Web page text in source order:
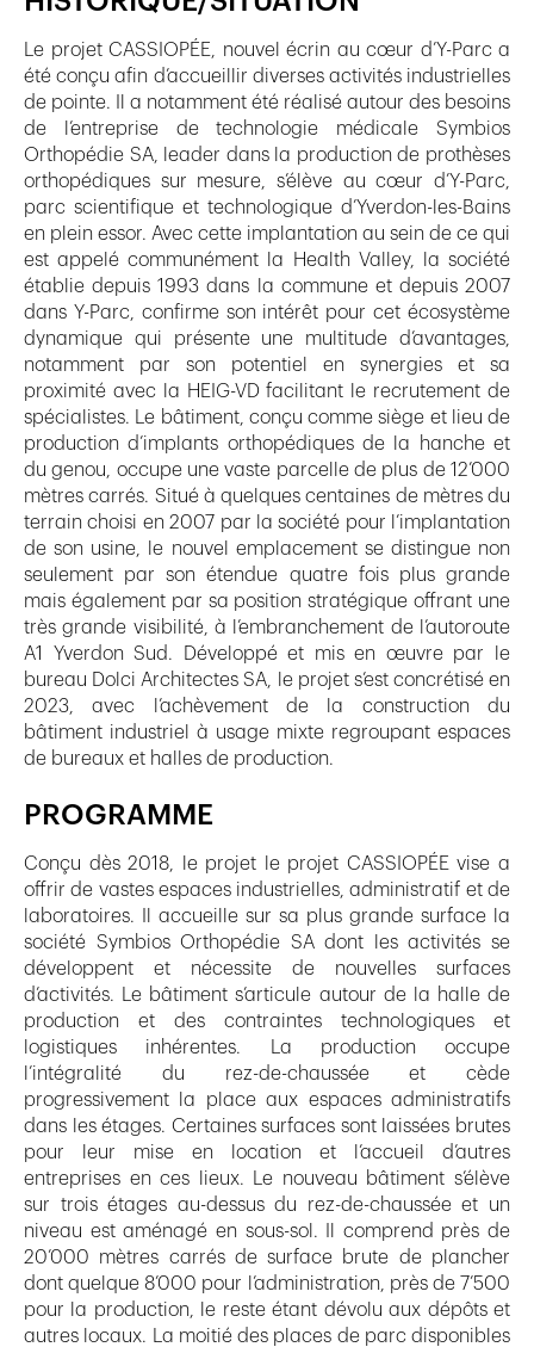
Le projet CASSIOPÉE, nouvel écrin au cœur d’Y-Parc a
été conçu afin d’accueillir diverses activités industrielles
de pointe. Il a notamment été réalisé autour des besoins
de l’entreprise de technologie médicale Symbios
Orthopédie SA, leader dans la production de prothèses
orthopédiques sur mesure, s’élève au cœur d’Y-Parc,
parc scientifique et technologique d’Yverdon-les-Bains
en plein essor. Avec cette implantation au sein de ce qui
est appelé communément la Health Valley, la société
établie depuis 1993 dans la commune et depuis 2007
dans Y-Parc, confirme son intérêt pour cet écosystème
dynamique qui présente une multitude d’avantages,
notamment par son potentiel en synergies et sa
proximité avec la HEIG-VD facilitant le recrutement de
spécialistes. Le bâtiment, conçu comme siège et lieu de
production d’implants orthopédiques de la hanche et
du genou, occupe une vaste parcelle de plus de 12’000
mètres carrés. Situé à quelques centaines de mètres du
terrain choisi en 2007 par la société pour l’implantation
de son usine, le nouvel emplacement se distingue non
seulement par son étendue quatre fois plus grande
mais également par sa position stratégique offrant une
très grande visibilité, à l’embranchement de l’autoroute
A1 Yverdon Sud. Développé et mis en œuvre par le
bureau Dolci Architectes SA, le projet s’est concrétisé en
2023, avec l’achèvement de la construction du
bâtiment industriel à usage mixte regroupant espaces
de bureaux et halles de production.
PROGRAMME
Conçu dès 2018, le projet le projet CASSIOPÉE vise a
offrir de vastes espaces industrielles, administratif et de
laboratoires. Il accueille sur sa plus grande surface la
société Symbios Orthopédie SA dont les activités se
développent et nécessite de nouvelles surfaces
d’activités. Le bâtiment s’articule autour de la halle de
production et des contraintes technologiques et
logistiques inhérentes. La production occupe
l’intégralité du rez-de-chaussée et cède
progressivement la place aux espaces administratifs
dans les étages. Certaines surfaces sont laissées brutes
pour leur mise en location et l’accueil d’autres
entreprises en ces lieux. Le nouveau bâtiment s’élève
sur trois étages au-dessus du rez-de-chaussée et un
niveau est aménagé en sous-sol. Il comprend près de
20’000 mètres carrés de surface brute de plancher
dont quelque 8’000 pour l’administration, près de 7’500
pour la production, le reste étant dévolu aux dépôts et
autres locaux. La moitié des places de parc disponibles